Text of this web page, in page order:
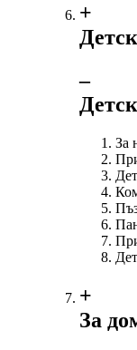
+
‒
За
+
За